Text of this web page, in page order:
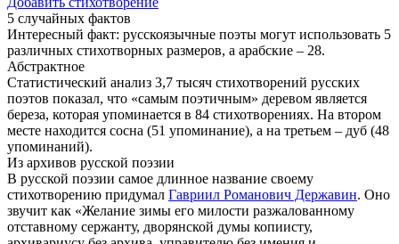
5 случайных фактов
Интересный факт: русскоязычные поэты могут использовать 5
различных стихотворных размеров, а арабские – 28.
Абстрактное
Статистический анализ 3,7 тысяч стихотворений русских
поэтов показал, что «самым поэтичным» деревом является
береза, которая упоминается в 84 стихотворениях. На втором
месте находится сосна (51 упоминание), а на третьем – дуб (48
упоминаний).
Из архивов русской поэзии
В русской поэзии самое длинное название своему
стихотворению придумал Гавриил Романович Державин. Оно
звучит как «Желание зимы его милости разжалованному
отставному сержанту, дворянской думы копиисту,